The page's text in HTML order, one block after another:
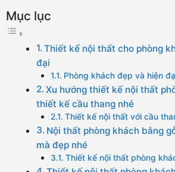
Mục lục
Thiết kế nội thất cho phòng
đại
Phòng khách đẹp và hiện
Xu hướng thiết kế nội thất
thiết kế cầu thang nhé
Thiết kế nội thất với cầu
Nội thất phòng khách bằng
mà đẹp nhé
Thiết kế nội thất phòng